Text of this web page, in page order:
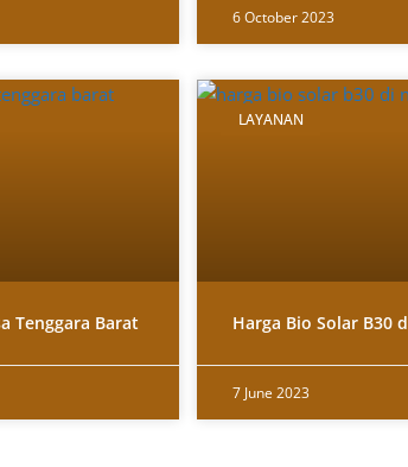
6 October 2023
Tenggara Barat
LAYANAN
Harga Bio Solar B30
7 June 2023